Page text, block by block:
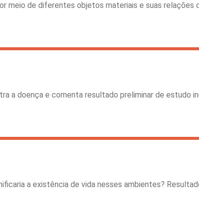
meio de diferentes objetos materiais e suas
a doença e comenta resultado preliminar de estudo
a existência de vida nesses ambientes?